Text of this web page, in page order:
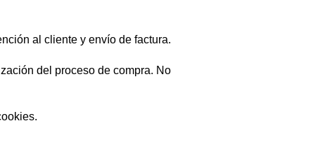
al cliente y envío de factura.
del proceso de compra. No